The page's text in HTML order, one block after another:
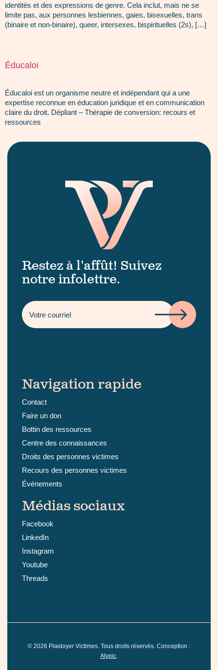
identités et des expressions de genre. Cela inclut, mais ne se
limite pas, aux personnes lesbiennes, gaies, bisexuelles, trans
(binaire et non-binaire), queer, intersexes, bispirituelles (2s), […]
Éducaloi
Éducaloi est un organisme neutre et indépendant qui a une
expertise reconnue en éducation juridique et en communication
claire du droit. Dépliant – Thérapie de conversion: recours et
ressources
Restez à l'affût! Suivez
notre infolettre.
Navigation rapide
Contact
Faire un don
Bottin des ressources
Centre des connaissances
Droits des personnes victimes
Recours des personnes victimes
Événements
Médias sociaux
Facebook
LinkedIn
Instagram
Youtube
Threads
© 2026 Plaidoyer Victimes. Tous droits réservés. Conception :
Atypic.